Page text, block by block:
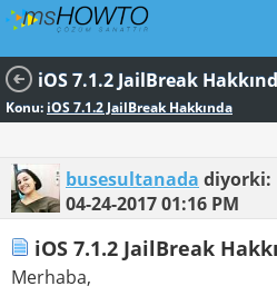
iOS 7.1.2 JailBreak
Konu: iOS 7.1.2 JailBreak Hakkında
busesultanada diyorki:
04-24-201701:16 PM
iOS 7.1.2 JailBreak
Merhaba,